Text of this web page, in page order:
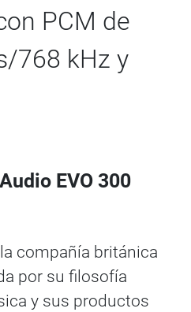
PCM de
768 kHz y
EVO 300
compañía británica
por su filosofía
y sus productos